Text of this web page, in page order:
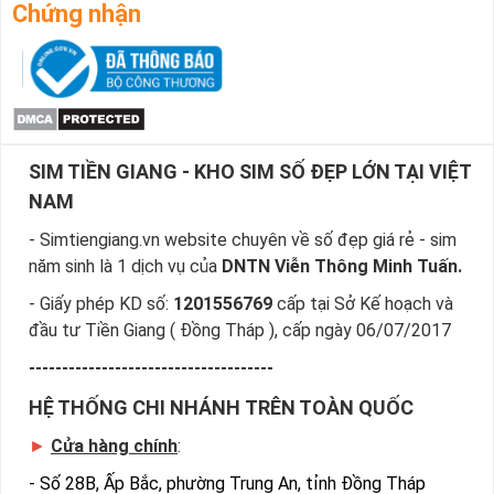
những yêu cầu của bạn, giúp bạn tìm sim nhanh nhất.
Bước 4 : Khi đã chọn được số ưng ý, bạn chọn “Đặt
mua” và điền các thông tin cá nhân của bạn.
Sau khi nhận được đơn đặt hàng của bạn, nhân viên sẽ gọi
điện và chốt đơn và gửi sim về theo địa chỉ của bạn.
được sim số đẹp giá rẻ, sim giảm giá gọi ngay vào
Hotline:0981.63.63.63 để đặt mua sim, hoặc có thể đến trực
Chứng nhận
SIM TIỀN GIANG - KHO SIM SỐ ĐẸP LỚN TẠI VIỆT
NAM
- Simtiengiang.vn website chuyên về số đẹp giá rẻ - sim
năm sinh là 1 dịch vụ của DNTN Viễn Thông Minh Tuấn.
- Giấy phép KD số: 1201556769 cấp tại Sở Kế hoạch và
đầu tư Tiền Giang ( Đồng Tháp ), cấp ngày 06/07/2017
-------------------------------------
HỆ THỐNG CHI NHÁNH TRÊN TOÀN QUỐC
► Cửa hàng chính:
- Số 28B, Ấp Bắc, phường Trung An, tỉnh Đồng Tháp